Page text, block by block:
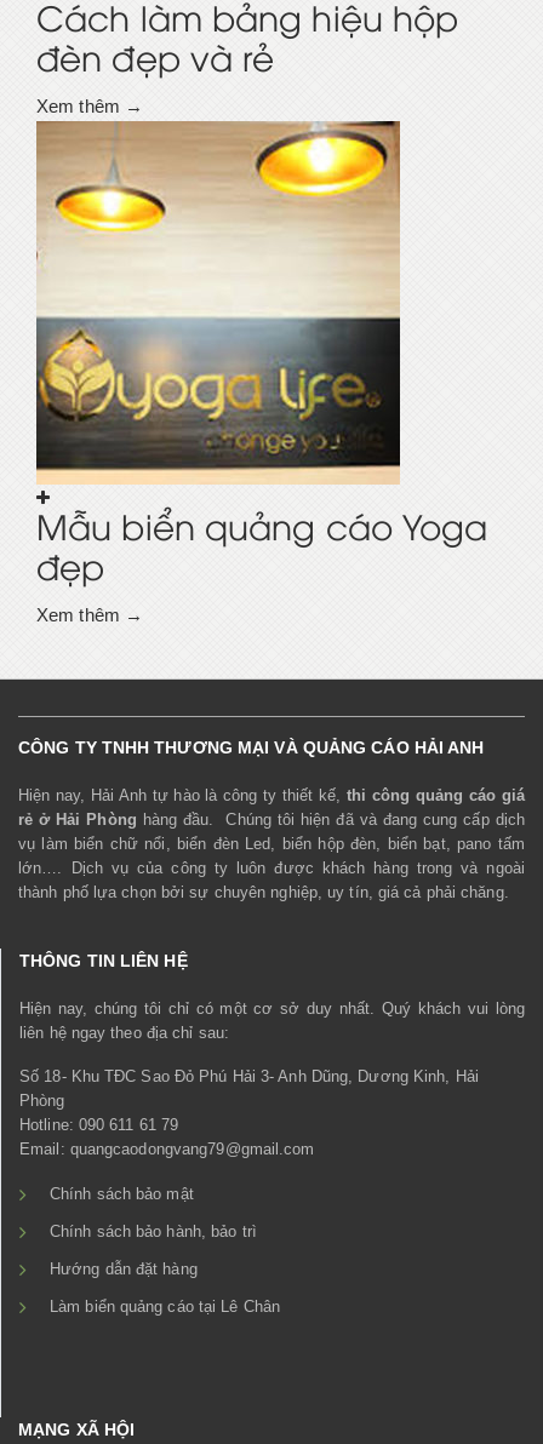
Cách làm bảng hiệu hộp
đèn đẹp và rẻ
Xem thêm →
Mẫu biển quảng cáo Yoga
đẹp
Xem thêm →
CÔNG TY TNHH THƯƠNG MẠI VÀ QUẢNG CÁO HẢI ANH
Hiện nay, Hải Anh tự hào là công ty thiết kế, thi công quảng cáo giá
rẻ ở Hải Phòng hàng đầu. Chúng tôi hiện đã và đang cung cấp dịch
vụ làm biển chữ nổi, biển đèn Led, biển hộp đèn, biển bạt, pano tấm
lớn…. Dịch vụ của công ty luôn được khách hàng trong và ngoài
thành phố lựa chọn bởi sự chuyên nghiệp, uy tín, giá cả phải chăng.
THÔNG TIN LIÊN HỆ
Hiện nay, chúng tôi chỉ có một cơ sở duy nhất. Quý khách vui lòng
liên hệ ngay theo địa chỉ sau:
Số 18- Khu TĐC Sao Đỏ Phú Hải 3- Anh Dũng, Dương Kinh, Hải
Phòng
Hotline: 090 611 61 79
Email: quangcaodongvang79@gmail.com
Chính sách bảo mật
Chính sách bảo hành, bảo trì
Hướng dẫn đặt hàng
Làm biển quảng cáo tại Lê Chân
MẠNG XÃ HỘI